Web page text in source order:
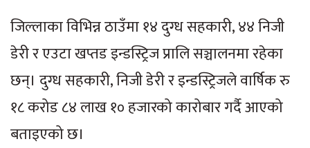
जिल्लाका विभिन्न ठाउँमा १४ दुग्ध सहकारी, ४४ निजी
डेरी र एउटा खप्तड इन्डस्ट्रिज प्रालि सञ्चालनमा रहेका
छन्। दुग्ध सहकारी, निजी डेरी र इन्डस्ट्रिजले वार्षिक रु
१८ करोड ८४ लाख १० हजारको कारोबार गर्दै आएको
बताइएको छ।